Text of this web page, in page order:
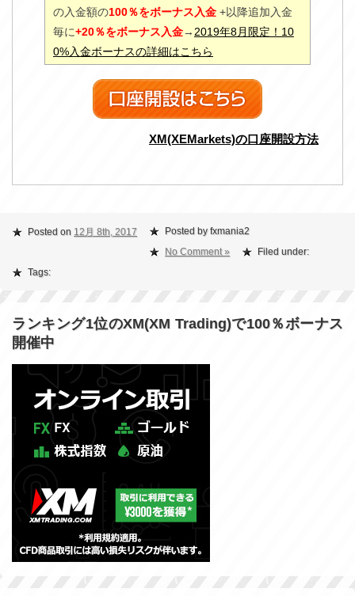
の入金額の100％をボーナス入金 +以降追加入金
毎に+20％をボーナス入金→ 2019年8月限定！10
0%入金ボーナスの詳細はこちら
XM(XEMarkets)の口座開設方法
Posted on 12月 8th, 2017
Posted by fxmania2
No Comment »
Filed under:
Tags:
ランキング1位のXM(XM Trading)で100％ボーナス
開催中